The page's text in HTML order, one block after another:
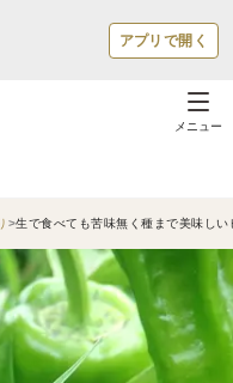
アプリで開く
メニュー
生で食べても苦味無く種まで美味し